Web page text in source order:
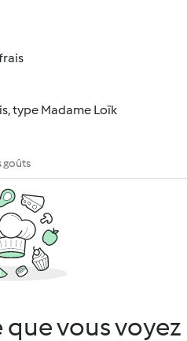
type Madame Loïk
goûts
que vous voyez